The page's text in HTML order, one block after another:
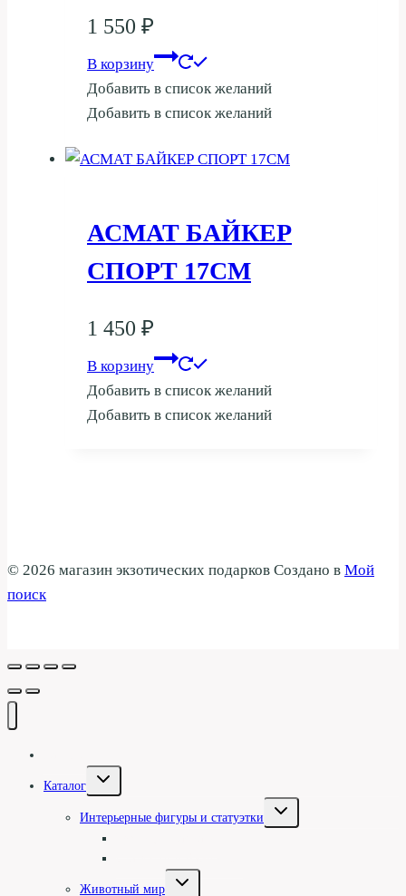
1 550 ₽
В корзину
Добавить в список желаний
Добавить в список желаний
АСМАТ БАЙКЕР
СПОРТ 17СМ
1 450 ₽
В корзину
Добавить в список желаний
Добавить в список желаний
© 2026 магазин экзотических подарков Создано в Мой
поиск
Каталог
Переключить
Интерьерные фигуры и статуэтки
Переключить
Животный мир
Переключить